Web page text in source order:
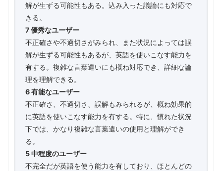
解が生ずる可能性もある。込み入った議論にも対応で
きる。
7 優秀なユーザー
不正確さや不適切さがみられ、また状況によっては誤
解が生ずる可能性もあるが、英語を使いこなす能力を
有する。複雑な言葉遣いにも概ね対応でき、詳細な論
理を理解できる。
6 有能なユーザー
不正確さ、不適切さ、誤解もみられるが、概ね効果的
に英語を使いこなす能力を有する。特に、慣れた状況
下では、かなり複雑な言葉遣いの使用と理解ができ
る。
5 中程度のユーザー
不完全だが英語を使う能力を有しており、ほとんどの